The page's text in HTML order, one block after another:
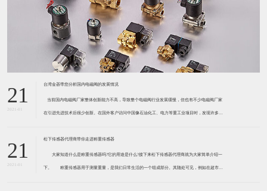
21
2021-01
台湾金器带您分析国内电磁阀的发展情况
​ 当前国内电磁阀厂家整体创新能力不高，导致整个电磁阀行业发展缓慢，但也有不少电磁阀厂家
在引进先进技术后很少创新。在国外客户访问中国像石油化工、电力等重工业项目时，发现许多项
21
2021-01
松下传感器代理商带你走进称重传感器
大家知道什么是称重传感器吗?它的用途是什么?接下来松下传感器代理商就为大家简单介绍一
下。 称重传感器用于测量重量，是我们日常生活的一个组成部分。其随处可见，例如在超市柜